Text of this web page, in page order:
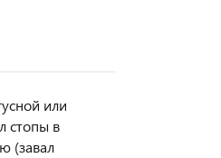
или
стопы в
(завал